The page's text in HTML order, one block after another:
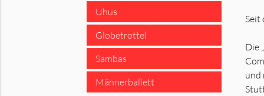
Seit
Die
und
Uhus
Globetrottel
Sambas
Männerballett